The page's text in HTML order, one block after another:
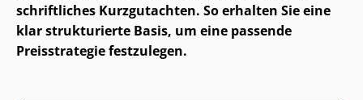
schriftliches Kurzgutachten. So erhalten Sie eine
klar strukturierte Basis, um eine passende
Preisstrategie festzulegen.